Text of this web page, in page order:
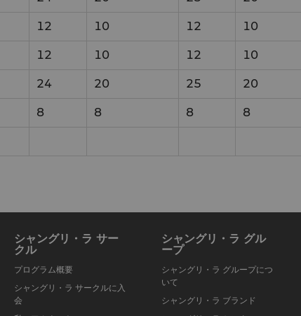
12 10 12 10
12 10 12 10
24 20 25 20
8 8 8 8
シャングリ・ラ サー
クル
プログラム概要
シャングリ・ラ サークルに入
会
シャングリ・ラ グル
ープ
シャングリ・ラ グループにつ
いて
シャングリ・ラ ブランド